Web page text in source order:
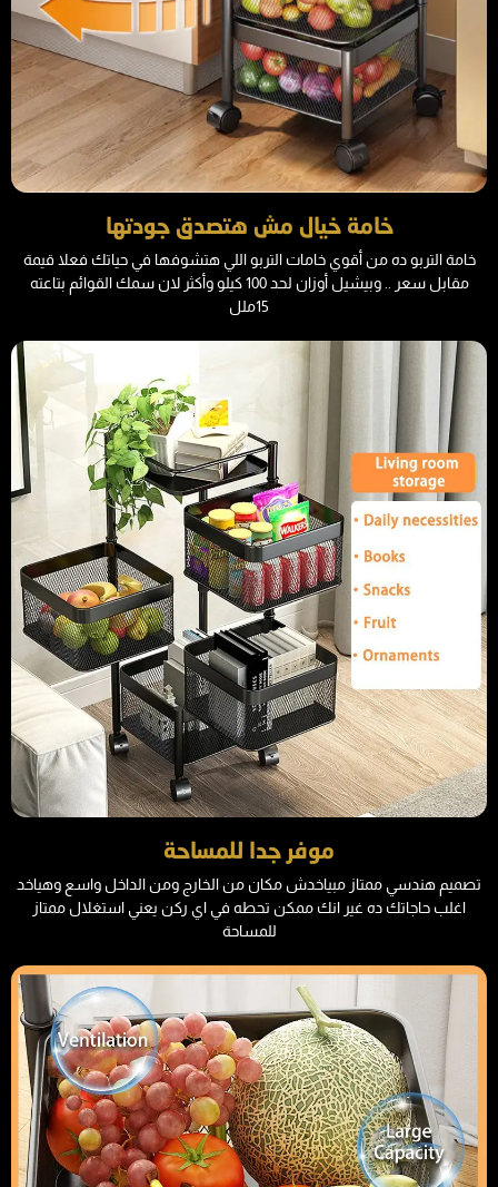
خامة خيال مش هتصدق جودتها
خامة التربو ده من أقوي خامات التربو اللي هتشوفها في حياتك فعلا قيمة
مقابل سعر .. وبيشيل أوزان لحد 100 كيلو وأكثر لان سمك القوائم بتاعته
15ملل
موفر جدا للمساحة
تصميم هندسي ممتاز مبياخدش مكان من الخارج ومن الداخل واسع وهياخد
اغلب حاجاتك ده غير انك ممكن تحطه في اي ركن يعني استغلال ممتاز
للمساحة